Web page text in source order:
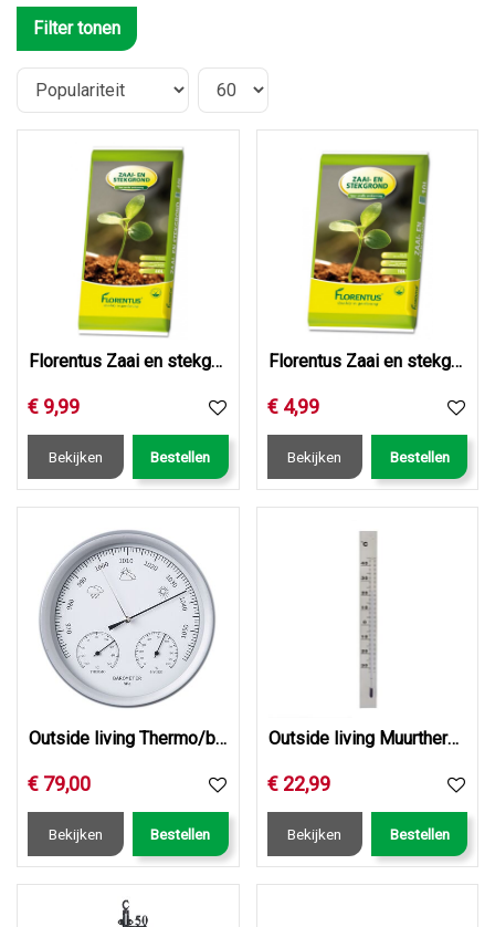
Filter tonen
Florentus Zaai en stekgrond 40L
€ 9,99
Bekijken Bestellen
Florentus Zaai en stekgrond 10L
€ 4,99
Bekijken Bestellen
Outside living Thermo/baro+vochtigheidsmeter d20cm
€ 79,00
Bekijken Bestellen
Outside living Muurthermometer kelvin 13 aluminium
€ 22,99
Bekijken Bestellen